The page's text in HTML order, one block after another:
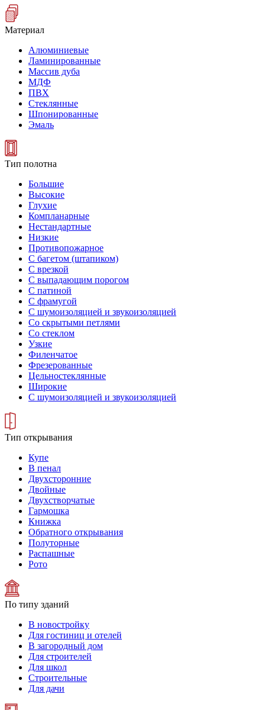
Материал
Алюминиевые
Ламинированные
Массив дуба
МДФ
ПВХ
Стеклянные
Шпонированные
Эмаль
Тип полотна
Большие
Высокие
Глухие
Компланарные
Нестандартные
Низкие
Противопожарное
С багетом (штапиком)
С врезкой
С выпадающим порогом
С патиной
С фрамугой
С шумоизоляцией и звукоизоляцией
Со скрытыми петлями
Со стеклом
Узкие
Филенчатое
Фрезерованные
Цельностеклянные
Широкие
С шумоизоляцией и звукоизоляцией
Тип открывания
Купе
В пенал
Двухсторонние
Двойные
Двухстворчатые
Гармошка
Книжка
Обратного открывания
Полуторные
Распашные
Рото
По типу зданий
В новостройку
Для гостиниц и отелей
В загородный дом
Для строителей
Для школ
Строительные
Для дачи